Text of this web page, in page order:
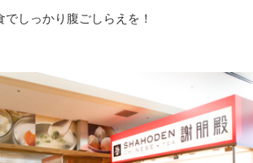
しっかり腹ごしらえを！